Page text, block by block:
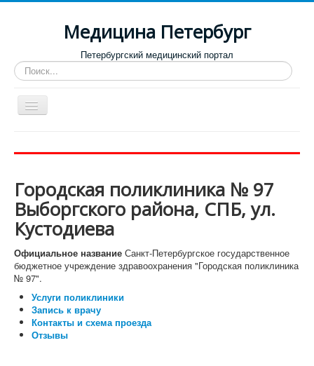
Медицина Петербург
Петербургский медицинский портал
Искать...
Toggle
Navigation
Роддома и женские консультации
Диспансеры
Лучшие клиники по направлениям
Отзывы о медицинских учреждениях
Городская поликлиника № 97
Выборгского района, СПБ, ул.
Кустодиева
Официальное название Санкт-Петербургское государственное
бюджетное учреждение здравоохранения "Городская поликлиника
№ 97".
Услуги поликлиники
Запись к врачу
Контакты и схема проезда
Отзывы